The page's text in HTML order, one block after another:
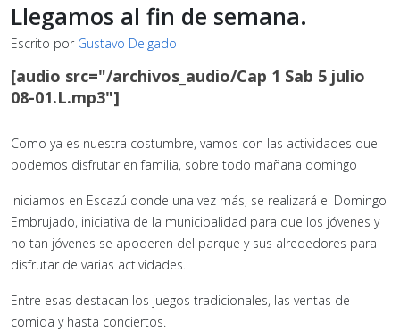
Llegamos al fin de semana.
Escrito por Gustavo Delgado
[audio src="/archivos_audio/Cap 1 Sab 5 julio
08-01.L.mp3"]
Como ya es nuestra costumbre, vamos con las actividades que
podemos disfrutar en familia, sobre todo mañana domingo
Iniciamos en Escazú donde una vez más, se realizará el Domingo
Embrujado, iniciativa de la municipalidad para que los jóvenes y
no tan jóvenes se apoderen del parque y sus alrededores para
disfrutar de varias actividades.
Entre esas destacan los juegos tradicionales, las ventas de
comida y hasta conciertos.